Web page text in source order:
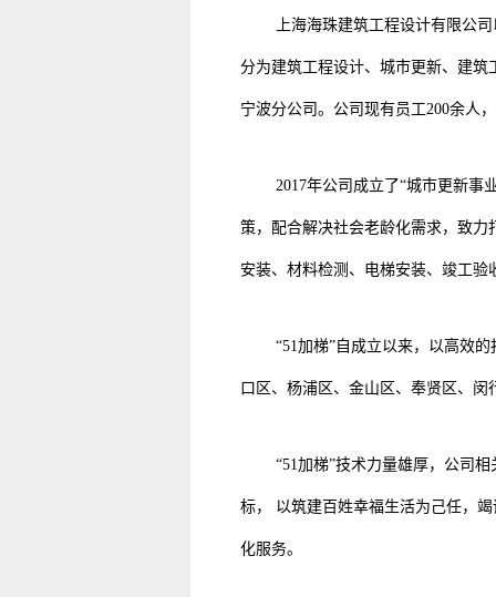
上海海珠建筑工程设计有限公
分为建筑工程设计、城市更新、建筑
宁波分公司。公司现有员工200余人
2017年公司成立了“城市更新事
策，配合解决社会老龄化需求，致
安装、材料检测、电梯安装、竣工验
“51加梯”自成立以来，以高效
口区、杨浦区、金山区、奉贤区、闵
“51加梯”技术力量雄厚，公司
标， 以筑建百姓幸福生活为己任，
化服务。